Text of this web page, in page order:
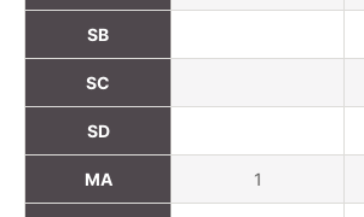
SB
SC
SD
MA 1